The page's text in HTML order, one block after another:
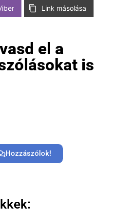
Link másolása
el a
is
Hozzászólok!
Közösség
Használt Apple